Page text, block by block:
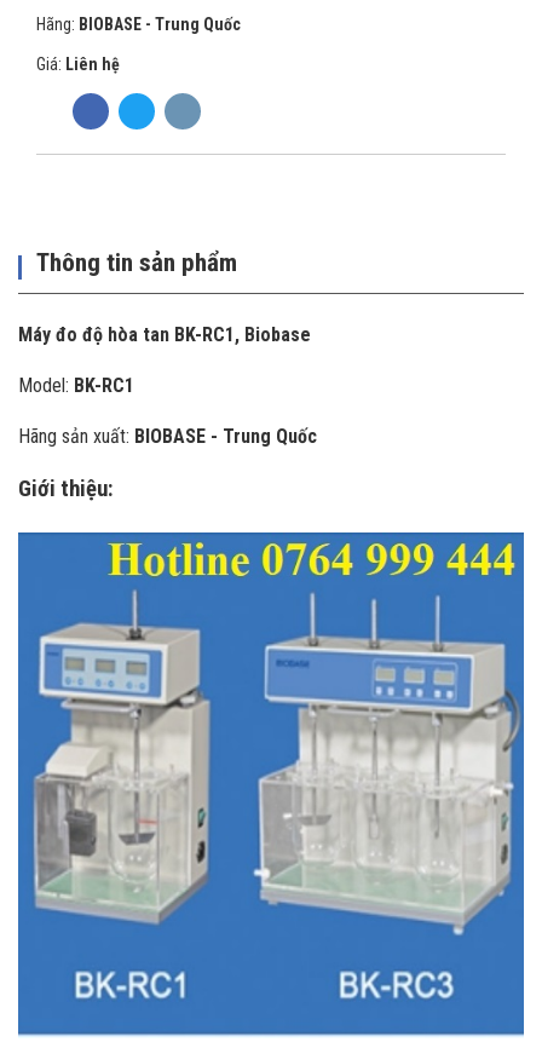
Hãng: BIOBASE - Trung Quốc
Giá: Liên hệ
Thông tin sản phẩm
Máy đo độ hòa tan BK-RC1, Biobase
Model: BK-RC1
Hãng sản xuất: BIOBASE - Trung Quốc
Giới thiệu: